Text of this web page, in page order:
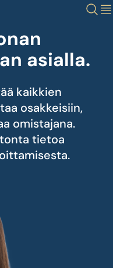
Haku
asialla.
kaikkien
osakkeisiin,
omistajana.
tietoa